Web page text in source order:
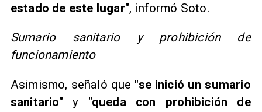
estado de este lugar", informó Soto.
Sumario sanitario y prohibición de
funcionamiento
Asimismo, señaló que "se inició un sumario
sanitario"y "queda con prohibición de